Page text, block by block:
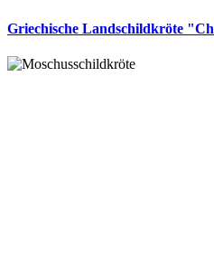
Griechische Landschildkröte